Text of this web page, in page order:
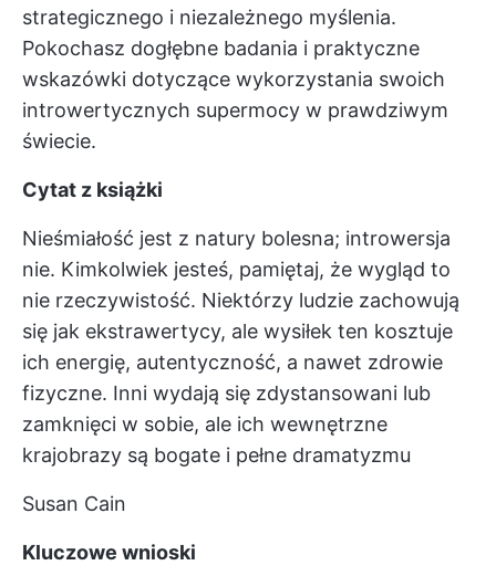
strategicznego i niezależnego myślenia.
Pokochasz dogłębne badania i praktyczne
wskazówki dotyczące wykorzystania swoich
introwertycznych supermocy w prawdziwym
świecie.
Cytat z książki
Nieśmiałość jest z natury bolesna; introwersja
nie. Kimkolwiek jesteś, pamiętaj, że wygląd to
nie rzeczywistość. Niektórzy ludzie zachowują
się jak ekstrawertycy, ale wysiłek ten kosztuje
ich energię, autentyczność, a nawet zdrowie
fizyczne. Inni wydają się zdystansowani lub
zamknięci w sobie, ale ich wewnętrzne
krajobrazy są bogate i pełne dramatyzmu
Susan Cain
Kluczowe wnioski